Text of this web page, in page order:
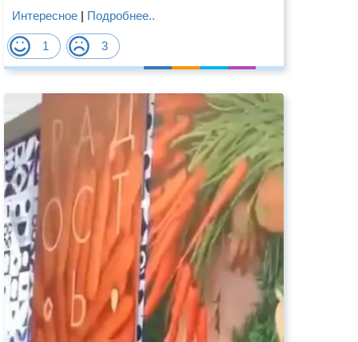
Интересное | Подробнее..
1 3